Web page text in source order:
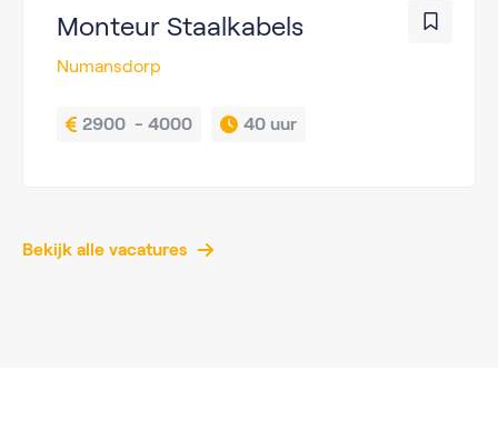
Monteur Staalkabels
Numansdorp
2900  - 4000 40 uur
Bekijk alle vacatures